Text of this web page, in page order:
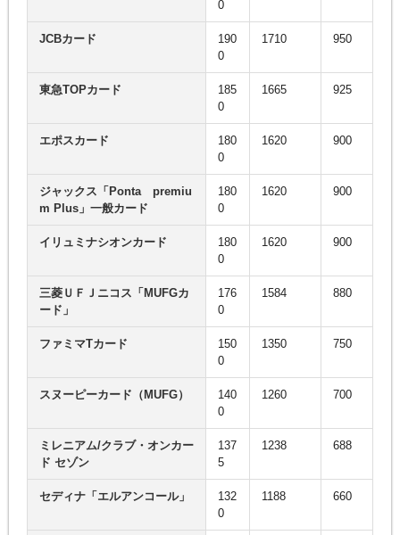
0
JCBカード
190
0
1710 950
東急TOPカード
185
0
1665 925
エポスカード
180
0
1620 900
ジャックス「Ponta premiu
m Plus」一般カード
180
0
1620 900
イリュミナシオンカード
180
0
1620 900
三菱ＵＦＪニコス「MUFGカ
ード」
176
0
1584 880
ファミマTカード
150
0
1350 750
スヌーピーカード（MUFG）
140
0
1260 700
ミレニアム/クラブ・オンカー
ド セゾン
137
5
1238 688
セディナ「エルアンコール」
132
0
1188 660